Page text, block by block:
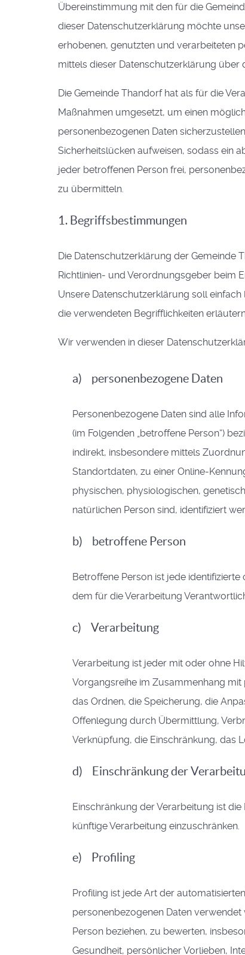
Übereinstimmung mit den für die
dieser Datenschutzerklärung möchte
erhobenen, genutzten und verarbeiteten
mittels dieser Datenschutzerklärung über
Die Gemeinde Thandorf hat als für die
Maßnahmen umgesetzt, um einen
personenbezogenen Daten
Sicherheitslücken aufweisen, sodass ein
jeder betroffenen Person frei,
zu übermitteln.
1. Begriffsbestimmungen
Die Datenschutzerklärung der Gemeinde
Richtlinien- und Verordnungsgeber beim
Unsere Datenschutzerklärung soll
die verwendeten Begrifflichkeiten
Wir verwenden in dieser
a) personenbezogene Daten
Personenbezogene Daten sind alle
(im Folgenden „betroffene Person“)
indirekt, insbesondere mittels
Standortdaten, zu einer Online-
physischen, physiologischen,
natürlichen Person sind, identifiziert
b) betroffene Person
Betroffene Person ist jede
dem für die Verarbeitung
c) Verarbeitung
Verarbeitung ist jeder mit oder ohne
Vorgangsreihe im Zusammenhang mit
das Ordnen, die Speicherung, die
Offenlegung durch Übermittlung,
Verknüpfung, die Einschränkung, das
d) Einschränkung der
Einschränkung der Verarbeitung ist
künftige Verarbeitung einzuschränken.
e) Profiling
Profiling ist jede Art der
personenbezogenen Daten
Person beziehen, zu bewerten,
Gesundheit, persönlicher Vorlieben,